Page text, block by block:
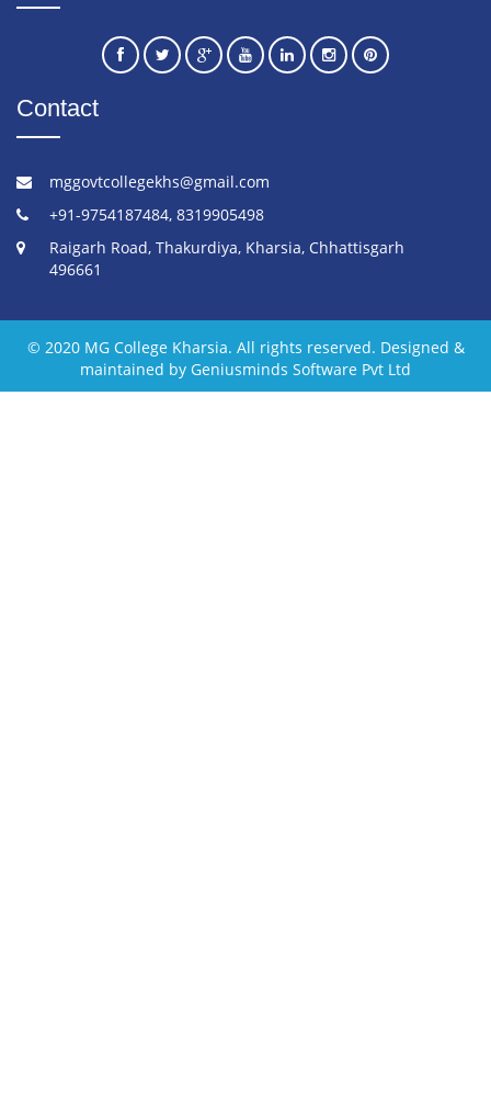
Contact
mggovtcollegekhs@gmail.com
+91-9754187484, 8319905498
Raigarh Road, Thakurdiya, Kharsia, Chhattisgarh
496661
© 2020 MG College Kharsia. All rights reserved. Designed &
maintained by Geniusminds Software Pvt Ltd